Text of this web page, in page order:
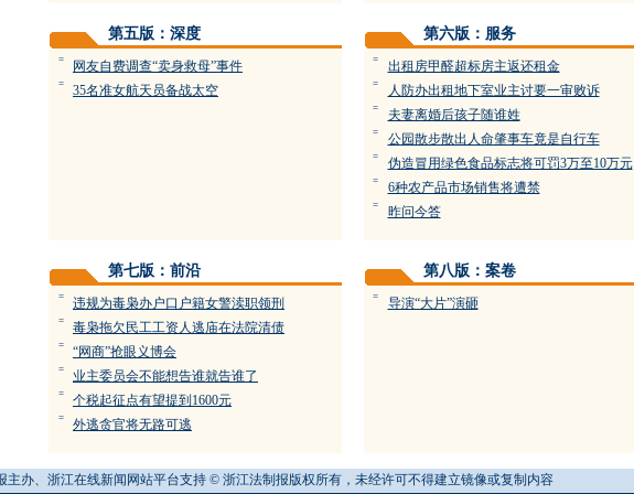
第五版：深度
= 网友自费调查“卖身救母”事件
= 35名准女航天员备战太空
第六版：服务
= 出租房甲醛超标房主返还租金
= 人防办出租地下室业主讨要一审败诉
= 夫妻离婚后孩子随谁姓
= 公园散步散出人命肇事车竟是自行车
= 伪造冒用绿色食品标志将可罚3万至10万元
= 6种农产品市场销售将遭禁
= 昨问今答
第七版：前沿
= 违规为毒枭办户口户籍女警渎职领刑
= 毒枭拖欠民工工资人逃庙在法院清债
= “网商”抢眼义博会
= 业主委员会不能想告谁就告谁了
= 个税起征点有望提到1600元
= 外逃贪官将无路可逃
第八版：案卷
= 导演“大片”演砸
主办、浙江在线新闻网站平台支持 © 浙江法制报版权所有，未经许可不得建立镜像或复制内容